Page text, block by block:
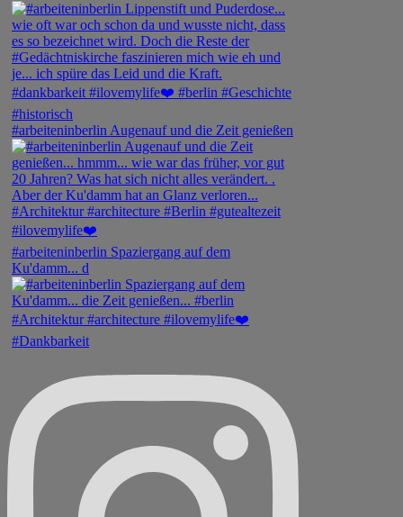
#arbeiteninberlin Augenauf und die Zeit genießen
#arbeiteninberlin Spaziergang auf dem
Ku'damm... d